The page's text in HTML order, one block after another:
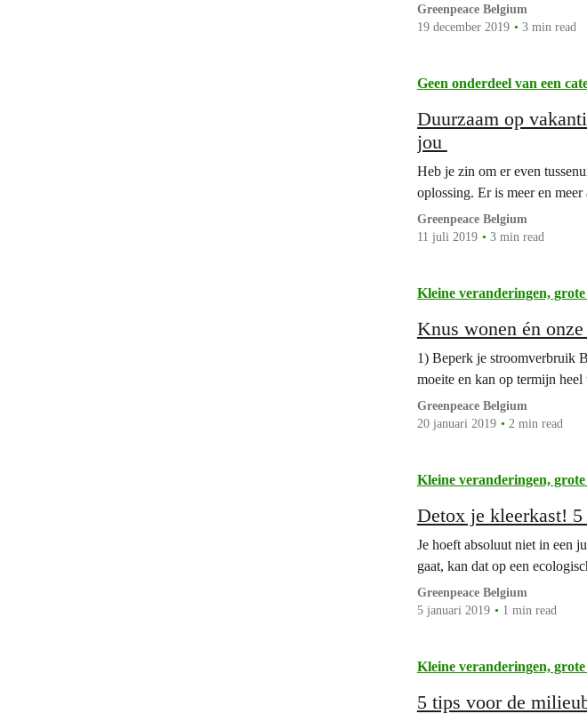
Greenpeace Belgium
19 december 2019
3 min read
Geen onderdeel van een
Duurzaam op
jou
Heb je zin om er even
oplossing. Er is meer en
Greenpeace Belgium
11 juli 2019
3 min read
Kleine veranderingen, grote
Knus wonen én
1) Beperk je stroomverbruik
moeite en kan op termijn
Greenpeace Belgium
20 januari 2019
2 min read
Kleine veranderingen, grote
Detox je kleerkast!
Je hoeft absoluut niet in een
gaat, kan dat op een
Greenpeace Belgium
5 januari 2019
1 min read
Kleine veranderingen, grote
5 tips voor de